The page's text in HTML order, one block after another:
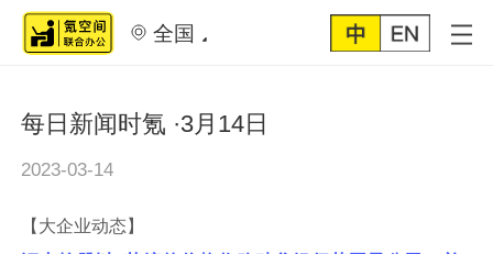
全国
每日新闻时氪 ·3月14日
2023-03-14
【大企业动态】